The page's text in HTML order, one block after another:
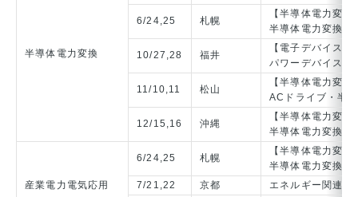
半導体電力変換
6/24,25 札幌
【半導体電力変
半導体電力変換一
10/27,28 福井
【電子デバイス
パワーデバイス及
11/10,11 松山
【半導体電力変
ACドライブ・半
12/15,16 沖縄
【半導体電力変
半導体電力変換一
産業電力電気応用
6/24,25 札幌
【半導体電力変
半導体電力変換一
7/21,22
京都 エネルギー関連